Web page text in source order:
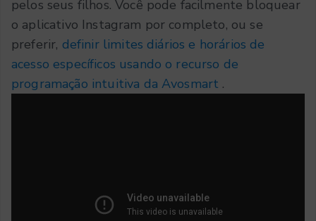
pelos seus filhos. Você pode facilmente bloquear
o aplicativo Instagram por completo, ou se
preferir, definir limites diários e horários de
acesso específicos usando o recurso de
programação intuitiva da Avosmart .